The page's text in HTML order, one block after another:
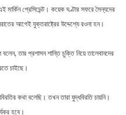
মার্কিন প্রেসিডেন্ট। কয়েক ঘণ্টার সফরে সৈন্যদের
আগেই যুক্তরাষ্ট্রের উদ্দেশ্যে রওনা হন।
তার প্রশাসন শান্তি চুক্তি নিয়ে তালেবানদের
চাইছে।
কথা বলেছি। তখন তারা যুদ্ধবিরতি চায়নি।
হবে।